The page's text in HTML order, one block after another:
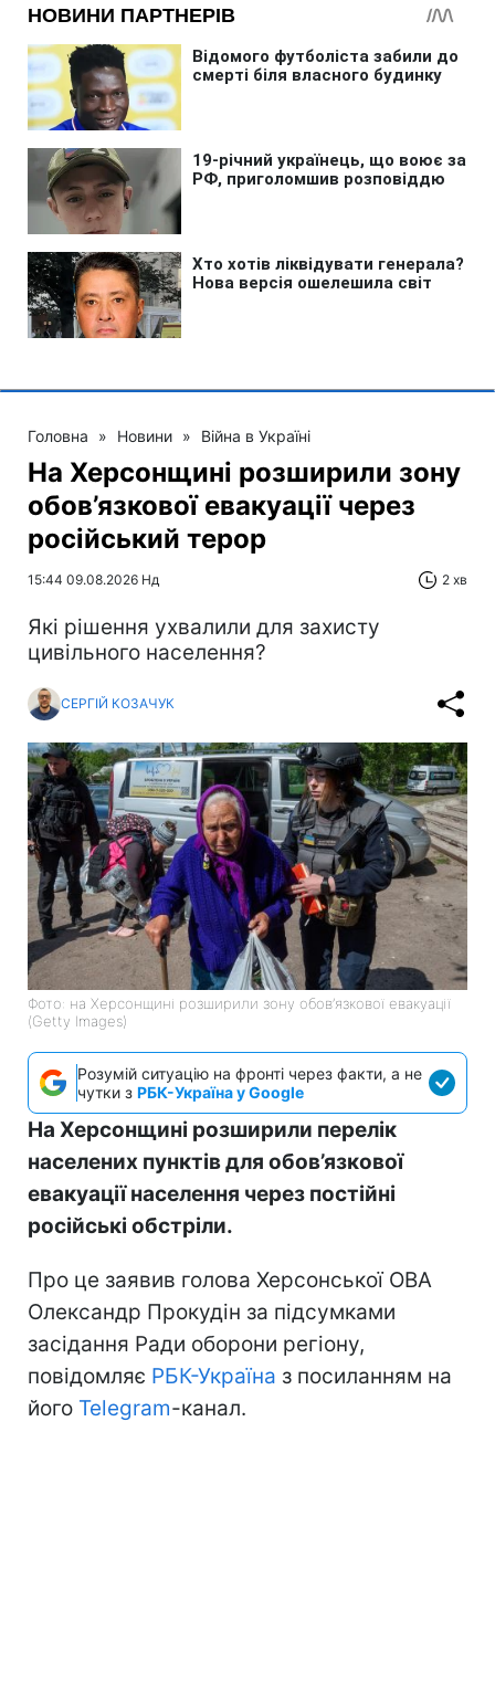
Головна » Новини » Війна в Україні
На Херсонщині розширили зону
обов’язкової евакуації через
російський терор
15:44 09.08.2026 Нд 2 хв
Які рішення ухвалили для захисту
цивільного населення?
СЕРГІЙ КОЗАЧУК
Фото: на Херсонщині розширили зону обов’язкової евакуації
(Getty Images)
Розумій ситуацію на фронті через факти, а не
чутки з РБК-Україна у Google
На Херсонщині розширили перелік
населених пунктів для обов’язкової
евакуації населення через постійні
російські обстріли.
Про це заявив голова Херсонської ОВА
Олександр Прокудін за підсумками
засідання Ради оборони регіону,
повідомляє РБК-Україна з посиланням на
його Telegram-канал.